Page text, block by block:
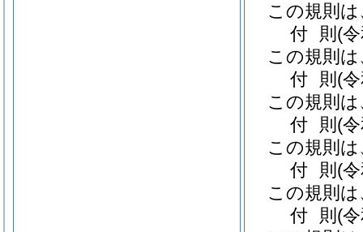
この規則
付 則 (
この規則
付 則 (
この規則
付 則 (
この規則
付 則 (
この規則
付 則 (